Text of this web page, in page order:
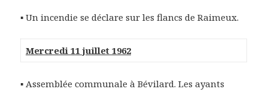
▪ Un incendie se déclare sur les flancs de Raimeux.
Mercredi 11 juillet 1962
▪ Assemblée communale à Bévilard. Les ayants